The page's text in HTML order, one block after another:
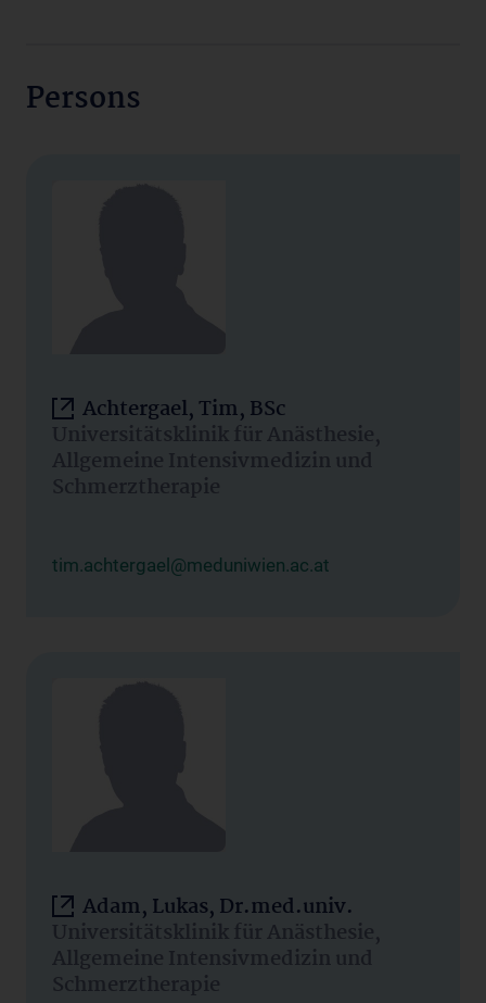
Persons
Achtergael, Tim, BSc
Universitätsklinik für Anästhesie,
Allgemeine Intensivmedizin und
Schmerztherapie
tim.achtergael@meduniwien.ac.at
Adam, Lukas, Dr.med.univ.
Universitätsklinik für Anästhesie,
Allgemeine Intensivmedizin und
Schmerztherapie